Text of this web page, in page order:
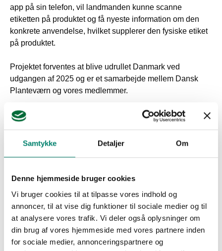
Samtykke Detaljer Om
Denne hjemmeside bruger cookies
Vi bruger cookies til at tilpasse vores indhold og
annoncer, til at vise dig funktioner til sociale medier og til
at analysere vores trafik. Vi deler også oplysninger om
din brug af vores hjemmeside med vores partnere inden
for sociale medier, annonceringspartnere og
app på sin telefon, vil landmanden kunne scanne
etiketten på produktet og få nyeste information om den
konkrete anvendelse, hvilket supplerer den fysiske etiket
på produktet.
Projektet forventes at blive udrullet Danmark ved
udgangen af 2025 og er et samarbejde mellem Dansk
Planteværn og vores medlemmer.
Mere om
Seneste artikler